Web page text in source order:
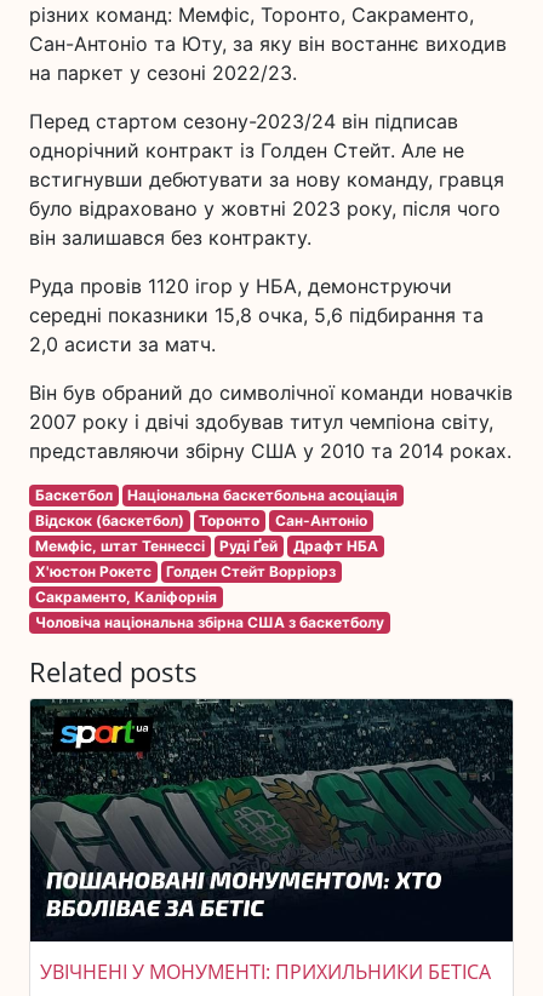
різних команд: Мемфіс, Торонто, Сакраменто,
Сан-Антоніо та Юту, за яку він востаннє виходив
на паркет у сезоні 2022/23.
Перед стартом сезону-2023/24 він підписав
однорічний контракт із Голден Стейт. Але не
встигнувши дебютувати за нову команду, гравця
було відраховано у жовтні 2023 року, після чого
він залишався без контракту.
Руда провів 1120 ігор у НБА, демонструючи
середні показники 15,8 очка, 5,6 підбирання та
2,0 асисти за матч.
Він був обраний до символічної команди новачків
2007 року і двічі здобував титул чемпіона світу,
представляючи збірну США у 2010 та 2014 роках.
Баскетбол
Національна баскетбольна асоціація
Відскок (баскетбол)
Торонто
Сан-Антоніо
Мемфіс, штат Теннессі
Руді Ґей
Драфт НБА
Х'юстон Рокетс
Голден Стейт Ворріорз
Сакраменто, Каліфорнія
Чоловіча національна збірна США з баскетболу
Related posts
УВІЧНЕНІ У МОНУМЕНТІ: ПРИХИЛЬНИКИ БЕТІСА